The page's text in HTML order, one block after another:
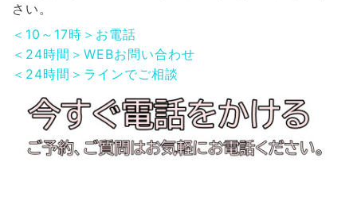
さい。
＜10～17時＞お電話
＜24時間＞WEBお問い合わせ
＜24時間＞ラインでご相談